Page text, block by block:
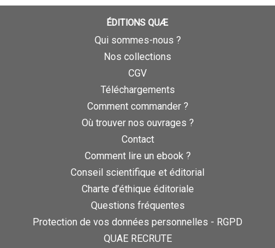
ÉDITIONS QUÆ
Qui sommes-nous ?
Nos collections
CGV
Téléchargements
Comment commander ?
Où trouver nos ouvrages ?
Contact
Comment lire un ebook ?
Conseil scientifique et éditorial
Charte d’éthique éditoriale
Questions fréquentes
Protection de vos données personnelles - RGPD
QUAE RECRUTE